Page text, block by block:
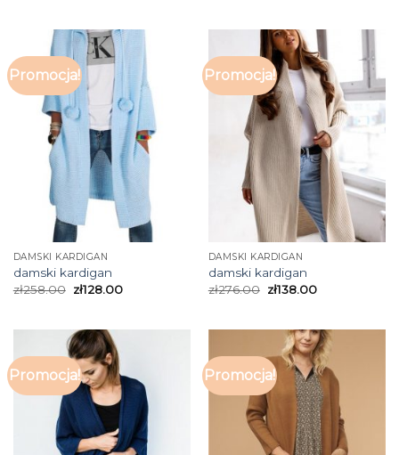
Promocja!
DAMSKI KARDIGAN
damski kardigan
zł258.00 zł128.00
Promocja!
DAMSKI KARDIGAN
damski kardigan
zł276.00 zł138.00
Promocja! Promocja!